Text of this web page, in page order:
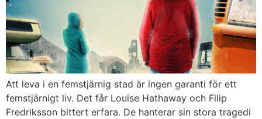
Att leva i en femstjärnig stad är ingen garanti för ett
femstjärnigt liv. Det får Louise Hathaway och Filip
Fredriksson bittert erfara. De hanterar sin stora tragedi